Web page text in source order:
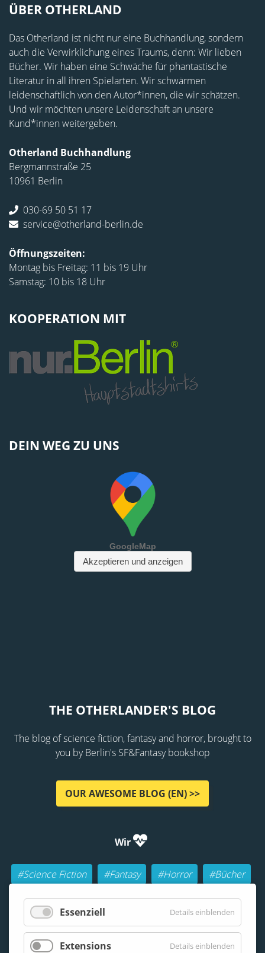
ÜBER OTHERLAND
Das Otherland ist nicht nur eine Buchhandlung, sondern
auch die Verwirklichung eines Traums, denn: Wir lieben
Bücher. Wir haben eine Schwäche für phantastische
Literatur in all ihren Spielarten. Wir schwärmen
leidenschaftlich von den Autor*innen, die wir schätzen.
Und wir möchten unsere Leidenschaft an unsere
Kund*innen weitergeben.
Otherland Buchhandlung
Bergmannstraße 25
10961 Berlin
030-69 50 51 17
service@otherland-berlin.de
Öffnungszeiten:
Montag bis Freitag: 11 bis 19 Uhr
Samstag: 10 bis 18 Uhr
KOOPERATION MIT
DEIN WEG ZU UNS
THE OTHERLANDER'S BLOG
The blog of science fiction, fantasy and horror, brought to
you by Berlin's SF&Fantasy bookshop
OUR AWESOME BLOG (EN) >>
Wir
#Science Fiction #Fantasy #Horror
#Bücher
#Autoren
#Buch-Geeks
#Rollenspiele (RPGs)
#Lesen
Essenziell Details einblenden
Extensions Details einblenden